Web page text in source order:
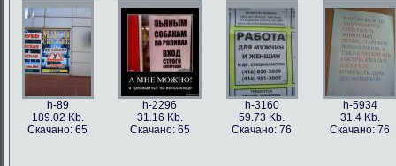
h-89
189.02 Kb.
Скачано: 65
h-2296
31.16 Kb.
Скачано: 65
h-3160
59.73 Kb.
Скачано: 76
h-5934
31.4 Kb.
Скачано: 76